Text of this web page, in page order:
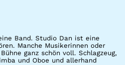
Band. Studio Dan ist eine
Manche Musikerinnen oder
ganz schön voll. Schlagzeug,
und Oboe und allerhand